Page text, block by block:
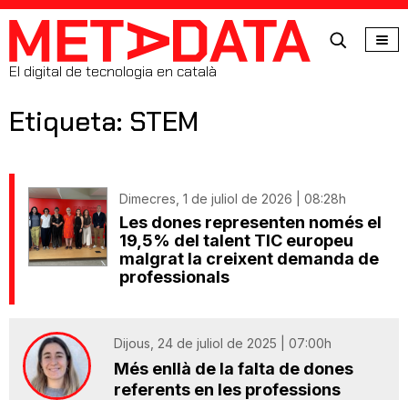
MetaData
El digital de tecnologia en català
Etiqueta: STEM
Dimecres, 1 de juliol de 2026 | 08:28h
Les dones representen només el
19,5% del talent TIC europeu
malgrat la creixent demanda de
professionals
Dijous, 24 de juliol de 2025 | 07:00h
Més enllà de la falta de dones
referents en les professions